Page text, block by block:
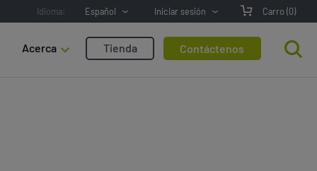
Idioma: Español Iniciar sesión Carro (0)
Acerca Tienda Contáctenos